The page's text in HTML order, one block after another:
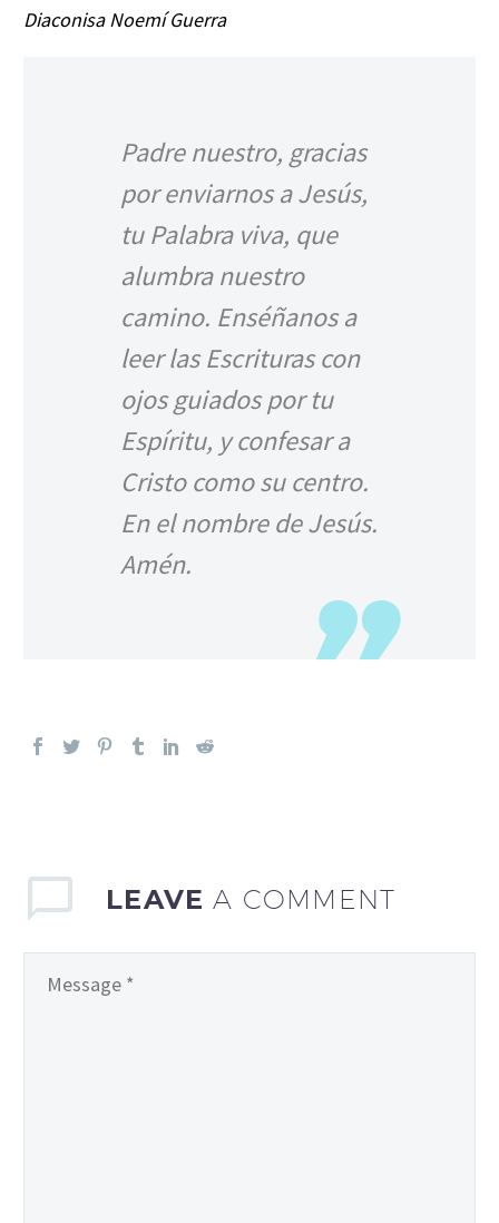
Diaconisa Noemí Guerra
Padre nuestro, gracias
por enviarnos a Jesús,
tu Palabra viva, que
alumbra nuestro
camino. Enséñanos a
leer las Escrituras con
ojos guiados por tu
Espíritu, y confesar a
Cristo como su centro.
En el nombre de Jesús.
Amén.
LEAVEA COMMENT